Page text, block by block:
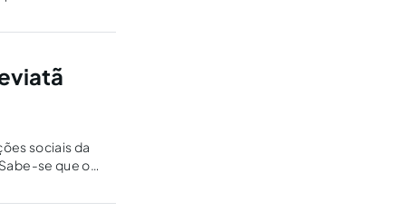
sociais da
se que o